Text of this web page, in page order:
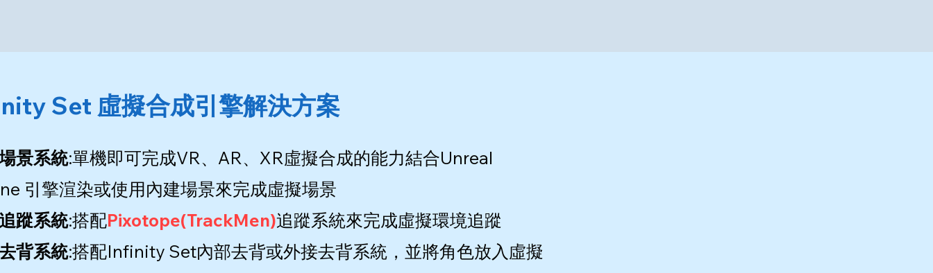
Set 虛擬合成引擎解決方案
景系統:單機即可完成VR、AR、XR虛擬合成的能力結合Unreal
引擎渲染或使用內建場景來完成虛擬場景
蹤系統:搭配Pixotope(TrackMen)追蹤系統來完成虛擬環境追蹤
背系統:搭配Infinity Set內部去背或外接去背系統，並將角色放入虛擬